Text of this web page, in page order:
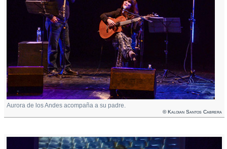
Aurora de los Andes acompaña a su padre.
© Kaloian Santos Cabrera